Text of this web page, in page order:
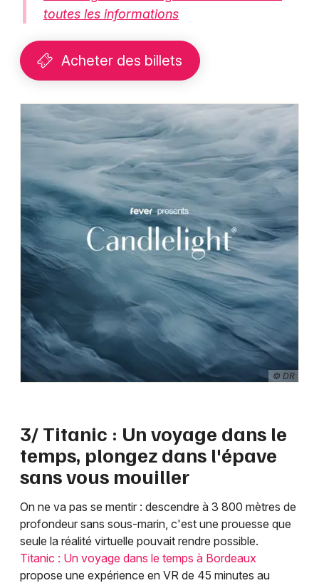
toutes les informations
Acheter des billets
© DR
3/ Titanic : Un voyage dans le
temps, plongez dans l'épave
sans vous mouiller
On ne va pas se mentir : descendre à 3 800 mètres de
profondeur sans sous-marin, c'est une prouesse que
seule la réalité virtuelle pouvait rendre possible.
Titanic : Un voyage dans le temps à Bordeaux
propose une expérience en VR de 45 minutes au